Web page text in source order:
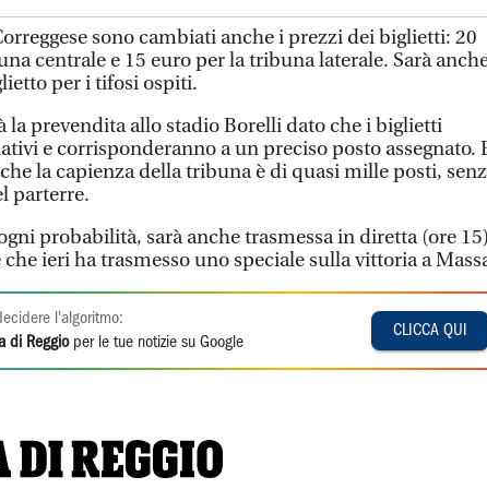
sono cambiati anche i prezzi dei biglietti: 20
centrale e 15 euro per la tribuna laterale. Sarà
per i tifosi ospiti.
la prevendita allo stadio Borelli dato che i biglietti
e corrisponderanno a un preciso posto assegnato.
la capienza della tribuna è di quasi mille posti,
parterre.
probabilità, sarà anche trasmessa in diretta (ore 15)
ieri ha trasmesso uno speciale sulla vittoria a
l'algoritmo:
di Reggioper le tue notizie su Google
CLICCA QUI